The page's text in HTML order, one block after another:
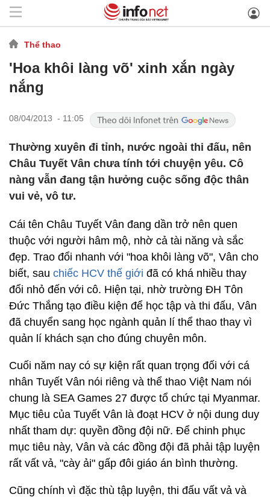
Thể thao
'Hoa khôi làng võ' xinh xắn ngày
nắng
08/04/2013 - 11:05
Thường xuyên đi tỉnh, nước ngoài thi đấu, nên
Châu Tuyết Vân chưa tính tới chuyện yêu. Cô
nàng vẫn đang tận hưởng cuộc sống độc thân
vui vẻ, vô tư.
Cái tên Châu Tuyết Vân đang dần trở nên quen
thuộc với người hâm mộ, nhờ cả tài năng và sắc
đẹp. Trao đổi nhanh với "hoa khôi làng võ", Vân cho
biết, sau chiếc HCV thế giới đã có khá nhiều thay
đổi nhỏ đến với cô. Hiện tại, nhờ trường ĐH Tôn
Đức Thắng tạo điều kiện để học tập và thi đấu, Vân
đã chuyển sang học ngành quản lí thể thao thay vì
quản lí khách sạn cho đúng chuyên môn.
Cuối năm nay có sự kiện rất quan trọng đối với cá
nhân Tuyết Vân nói riêng và thể thao Việt Nam nói
chung là SEA Games 27 được tổ chức tại Myanmar.
Mục tiêu của Tuyết Vân là đoạt HCV ở nội dung duy
nhất tham dự: quyền đồng đội nữ. Để chinh phục
mục tiêu này, Vân và các đồng đội đã phải tập luyện
rất vất vả, "cày ải" gấp đôi giáo án bình thường.
Cũng chính vì đặc thù tập luyện, thi đấu vất vả và